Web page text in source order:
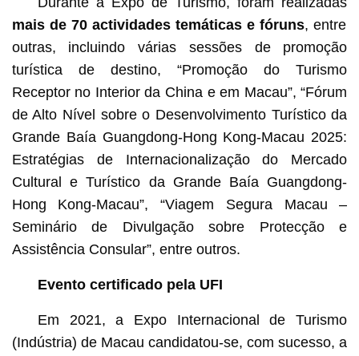
mais de 70 actividades temáticas e fóruns, entre
outras, incluindo várias sessões de promoção
turística de destino, “Promoção do Turismo
Receptor no Interior da China e em Macau”, “Fórum
de Alto Nível sobre o Desenvolvimento Turístico da
Grande Baía Guangdong-Hong Kong-Macau 2025:
Estratégias de Internacionalização do Mercado
Cultural e Turístico da Grande Baía Guangdong-
Hong Kong-Macau”, “Viagem Segura Macau –
Seminário de Divulgação sobre Protecção e
Assistência Consular”, entre outros.
Evento certificado pela UFI
Em 2021, a Expo Internacional de Turismo
(Indústria) de Macau candidatou-se, com sucesso, a